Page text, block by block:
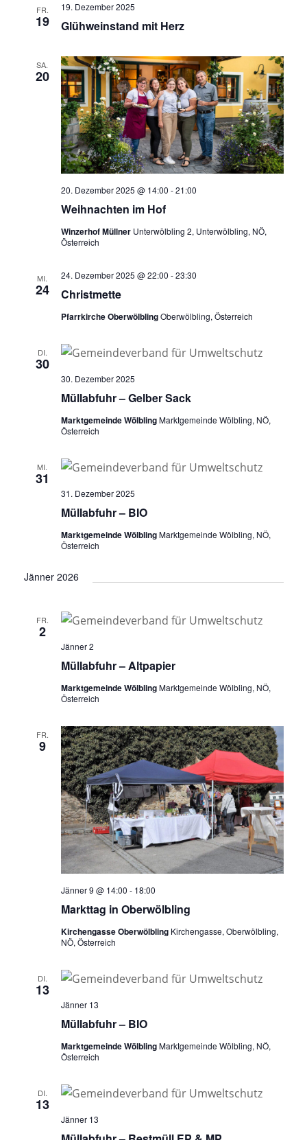
FR.
19 Glühweinstand mit Herz
19. Dezember 2025
SA.
20
Weihnachten im Hof
20. Dezember 2025 @ 14:00 -21:00
Winzerhof Müllner Unterwölbling 2, Unterwölbling, NÖ,
Österreich
MI.
24 Christmette
24. Dezember 2025 @ 22:00 -23:30
Pfarrkirche OberwölblingOberwölbling, Österreich
DI.
30
Müllabfuhr – Gelber Sack
30. Dezember 2025
Marktgemeinde WölblingMarktgemeinde Wölbling, NÖ,
Österreich
MI.
31
Müllabfuhr – BIO
31. Dezember 2025
Marktgemeinde WölblingMarktgemeinde Wölbling, NÖ,
Österreich
Jänner 2026
FR.
2
Müllabfuhr – Altpapier
Jänner 2
Marktgemeinde WölblingMarktgemeinde Wölbling, NÖ,
Österreich
FR.
9
Markttag in Oberwölbling
Jänner 9 @ 14:00 - 18:00
Kirchengasse Oberwölbling Kirchengasse, Oberwölbling,
NÖ, Österreich
DI.
13
Müllabfuhr – BIO
Jänner 13
Marktgemeinde WölblingMarktgemeinde Wölbling, NÖ,
Österreich
DI.
13
Jänner 13